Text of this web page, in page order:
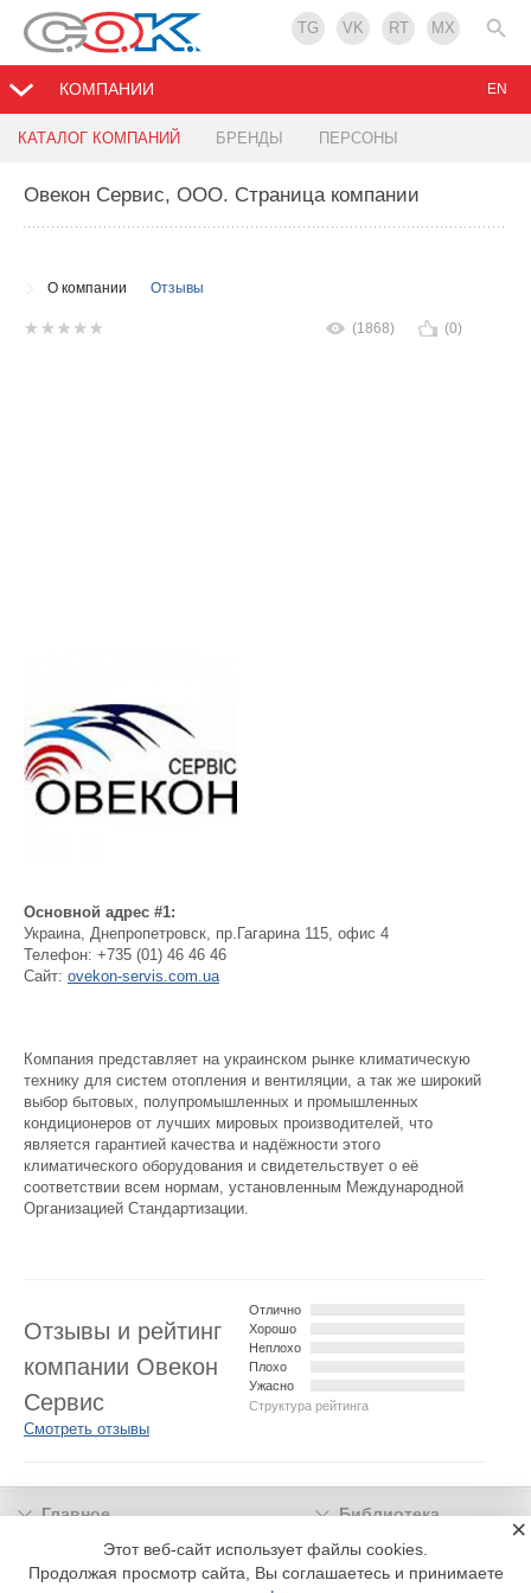
TG VK RT MX
КОМПАНИИ
КАТАЛОГ КОМПАНИЙ БРЕНДЫ ПЕРСОНЫ
EN
Овекон Сервис, ООО. Страница компании
О компании Отзывы
(1868) (0)
Основной адрес #1:
Украина, Днепропетровск, пр.Гагарина 115, офис 4
Телефон: +735 (01) 46 46 46
Сайт: ovekon-servis.com.ua
Компания представляет на украинском рынке климатическую
технику для систем отопления и вентиляции, а так же широкий
выбор бытовых, полупромышленных и промышленных
кондиционеров от лучших мировых производителей, что
является гарантией качества и надёжности этого
климатического оборудования и свидетельствует о её
соответствии всем нормам, установленным Международной
Организацией Стандартизации.
Структура рейтинга
Отлично
Хорошо
Неплохо
Плохо
Ужасно
Отзывы и рейтинг
компании Овекон
Сервис
Смотреть отзывы
Главное
Библиотека
Подписка
Реклама
Информация
Этот веб-сайт использует файлы cookies.
Продолжая просмотр сайта, Вы соглашаетесь и принимаете
×